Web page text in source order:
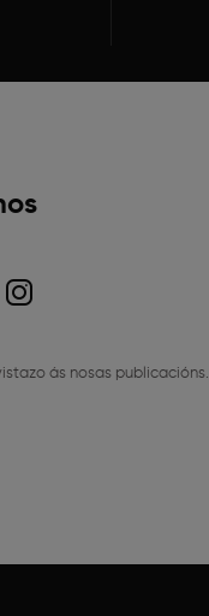
ás nosas publicacións.